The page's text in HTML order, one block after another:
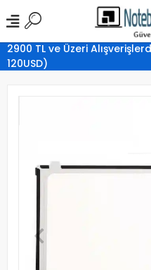
2900 TL ve Üzeri
120USD)